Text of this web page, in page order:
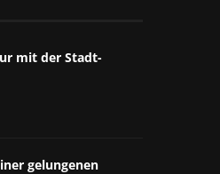
mit der Stadt-
gelungenen